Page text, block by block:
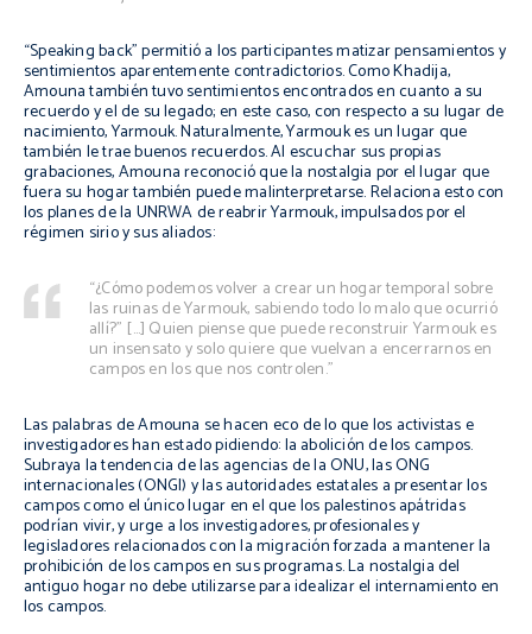
“Speaking back” permitió a los participantes matizar pensamientos y
sentimientos aparentemente contradictorios. Como Khadija,
Amouna también tuvo sentimientos encontrados en cuanto a su
recuerdo y el de su legado; en este caso, con respecto a su lugar de
nacimiento, Yarmouk. Naturalmente, Yarmouk es un lugar que
también le trae buenos recuerdos. Al escuchar sus propias
grabaciones, Amouna reconoció que la nostalgia por el lugar que
fuera su hogar también puede malinterpretarse. Relaciona esto con
los planes de la UNRWA de reabrir Yarmouk, impulsados por el
régimen sirio y sus aliados:
“¿Cómo podemos volver a crear un hogar temporal sobre
las ruinas de Yarmouk, sabiendo todo lo malo que ocurrió
allí?” […] Quien piense que puede reconstruir Yarmouk es
un insensato y solo quiere que vuelvan a encerrarnos en
campos en los que nos controlen.”
Las palabras de Amouna se hacen eco de lo que los activistas e
investigadores han estado pidiendo: la abolición de los campos.
Subraya la tendencia de las agencias de la ONU, las ONG
internacionales (ONGI) y las autoridades estatales a presentar los
campos como el único lugar en el que los palestinos apátridas
podrían vivir, y urge a los investigadores, profesionales y
legisladores relacionados con la migración forzada a mantener la
prohibición de los campos en sus programas. La nostalgia del
antiguo hogar no debe utilizarse para idealizar el internamiento en
los campos.